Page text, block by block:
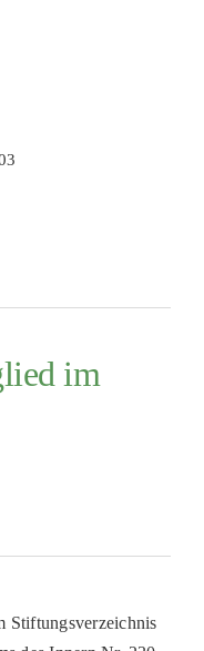
im
Stiftungsverzeichnis